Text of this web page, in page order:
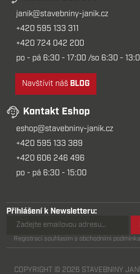
janik@stavebniny-janik.cz
+420 595 133 311
+420 724 042 200
po - pá 6:30 - 17:00 /so 6:30 -
Navštívit náš BLOG
Kontakt Eshop
eshop@stavebniny-janik.cz
+420 595 133 389
+420 606 246 496
po - pá 6:30 - 15:00
Přihlášení k Newsletteru:
Registrací souhlasím s obchodními
COPYRIGHT © 2026 STAVEBNINY